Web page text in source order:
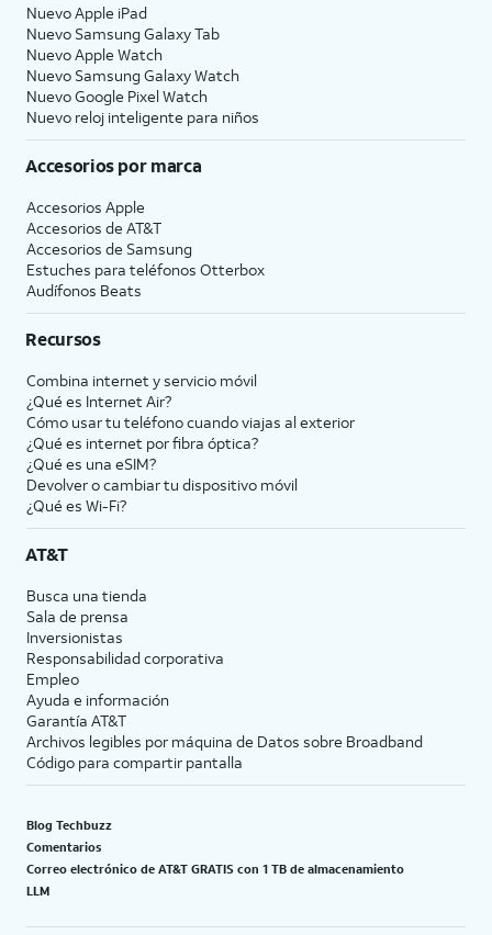
Nuevo Apple iPad
Nuevo Samsung Galaxy Tab
Nuevo Apple Watch
Nuevo Samsung Galaxy Watch
Nuevo Google Pixel Watch
Nuevo reloj inteligente para niños
Accesorios por marca
Accesorios Apple
Accesorios de AT&T
Accesorios de Samsung
Estuches para teléfonos Otterbox
Audífonos Beats
Recursos
Combina internet y servicio móvil
¿Qué es Internet Air?
Cómo usar tu teléfono cuando viajas al exterior
¿Qué es internet por fibra óptica?
¿Qué es una eSIM?
Devolver o cambiar tu dispositivo móvil
¿Qué es Wi-Fi?
AT&T
Busca una tienda
Sala de prensa
Inversionistas
Responsabilidad corporativa
Empleo
Ayuda e información
Garantía AT&T
Archivos legibles por máquina de Datos sobre Broadband
Código para compartir pantalla
Blog Techbuzz
Comentarios
Correo electrónico de AT&T GRATIS con 1 TB de almacenamiento
LLM